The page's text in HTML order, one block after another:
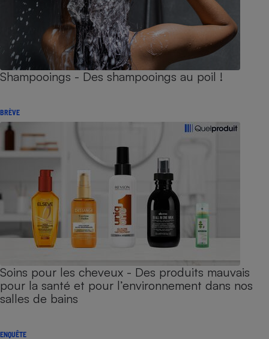
Shampooings - Des shampooings au poil !
BRÈVE
Soins pour les cheveux - Des produits mauvais
pour la santé et pour l’environnement dans nos
salles de bains
ENQUÊTE